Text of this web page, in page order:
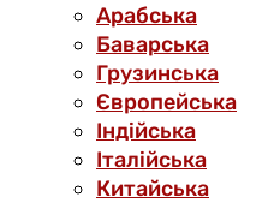
Арабська
Баварська
Грузинська
Європейська
Індійська
Італійська
Китайська